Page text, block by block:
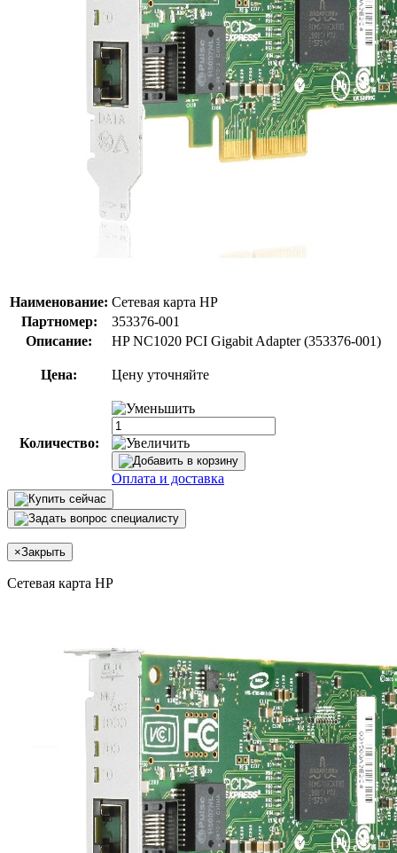
Наименование: Сетевая карта HP
Партномер:
353376-001
Описание:
HP NC1020 PCI Gigabit Adapter (353376-001)
Цена: Цену уточняйте
Количество:
Оплата и доставка
×Закрыть
Сетевая карта HP